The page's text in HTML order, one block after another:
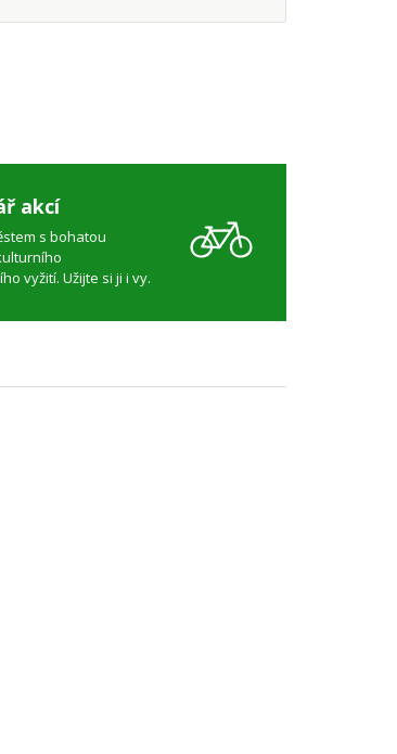
akcí
s bohatou
vyžití. Užijte si ji i vy.